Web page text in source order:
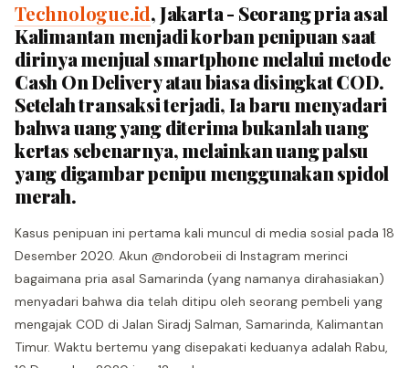
Technologue.id, Jakarta - Seorang pria asal
Kalimantan menjadi korban penipuan saat
dirinya menjual smartphone melalui metode
Cash On Delivery atau biasa disingkat COD.
Setelah transaksi terjadi, Ia baru menyadari
bahwa uang yang diterima bukanlah uang
kertas sebenarnya, melainkan uang palsu
yang digambar penipu menggunakan spidol
merah.
Kasus penipuan ini pertama kali muncul di media sosial pada 18
Desember 2020. Akun @ndorobeii di Instagram merinci
bagaimana pria asal Samarinda (yang namanya dirahasiakan)
menyadari bahwa dia telah ditipu oleh seorang pembeli yang
mengajak COD di Jalan Siradj Salman, Samarinda, Kalimantan
Timur. Waktu bertemu yang disepakati keduanya adalah Rabu,